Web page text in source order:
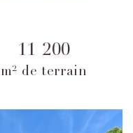
11 200
m² de terrain